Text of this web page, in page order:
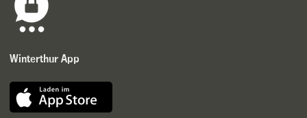
Winterthur App